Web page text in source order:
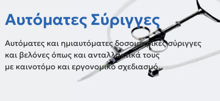
Αυτόματες Σύριγγες
Αυτόματες και ημιαυτόματες δοσομετρικές σύριγγες
και βελόνες όπως και ανταλλακτικά τους
με καινοτόμο και εργονομικό σχεδιασμό.